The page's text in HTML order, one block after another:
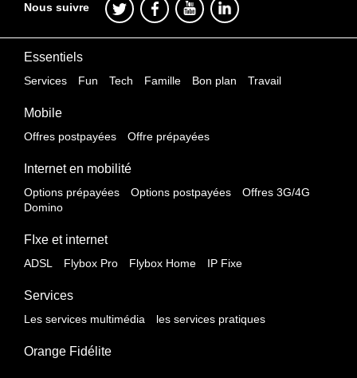
Nous suivre
Essentiels
Services Fun Tech Famille Bon plan Travail
Mobile
Offres postpayées Offre prépayées
Internet en mobilité
Options prépayées Options postpayées
Offres 3G/4G
Domino
FIxe et internet
ADSL Flybox Pro Flybox Home IP Fixe
Services
Les services multimédia les services pratiques
Orange Fidélite